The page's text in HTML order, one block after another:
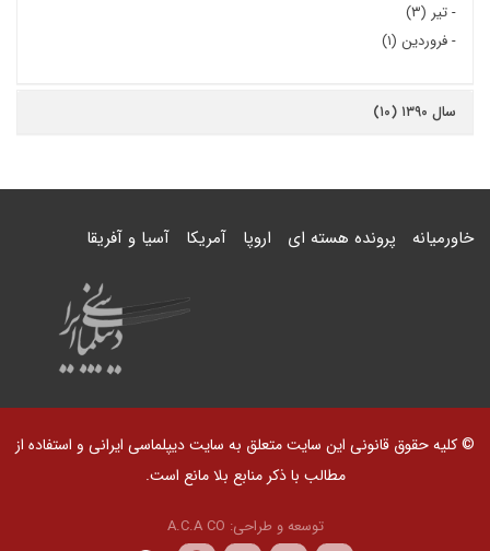
-تیر (۳)
-فروردین (۱)
سال ۱۳۹۰ (۱۰)
خاورمیانه پرونده هسته ای اروپا آمریکا آسیا و آفریقا
© کلیه حقوق قانونی این سایت متعلق به سایت دیپلماسی ایرانی و استفاده از
مطالب با ذکر منابع بلا مانع است.
توسعه و طراحی: A.C.A CO